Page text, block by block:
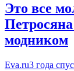
Это все
модником
Eva.ru3 года